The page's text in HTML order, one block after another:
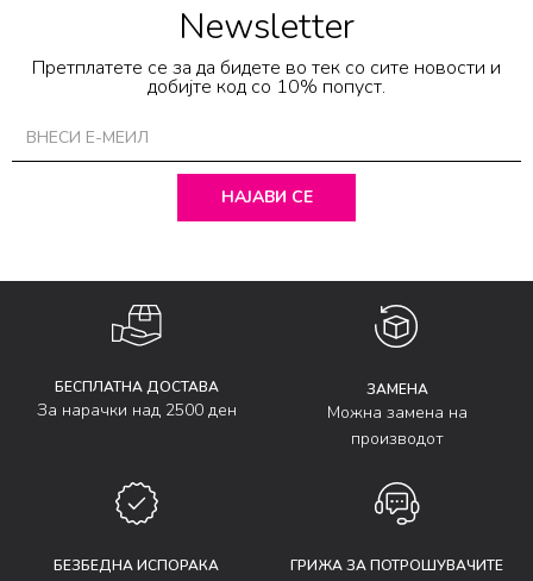
Newsletter
Претплатете се за да бидете во тек со сите новости и
добијте код со 10% попуст.
НАЈАВИ СЕ
БЕСПЛАТНА ДОСТАВА
За нарачки над 2500 ден
ЗАМЕНА
Можна замена на
производот
БЕЗБЕДНА ИСПОРАКА ГРИЖА ЗА ПОТРОШУВАЧИТЕ